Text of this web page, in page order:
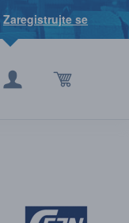
Zaregistrujte se